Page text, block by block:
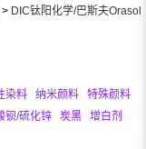
> DIC钛阳化学/巴斯夫Orasol
染料 纳米颜料
特殊颜料
钡/硫化锌 炭黑
增白剂